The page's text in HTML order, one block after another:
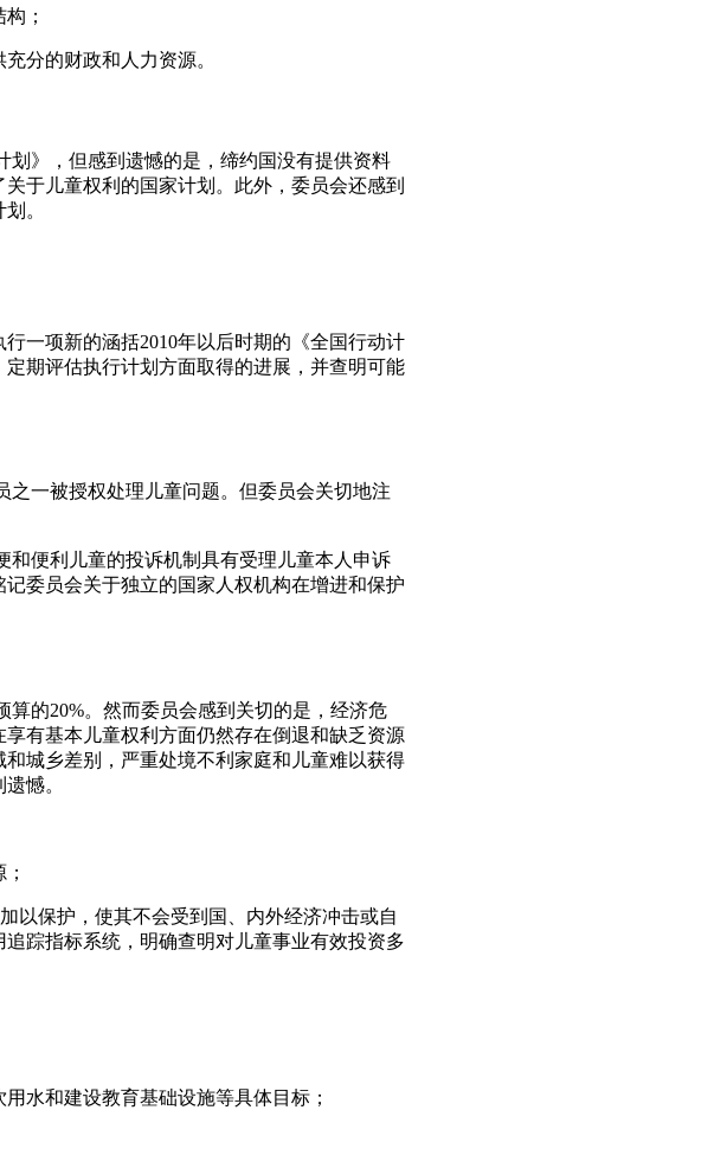
；
分的财政和人力资源。
划》，但感到遗憾的是，缔约国没有提供资料
于儿童权利的国家计划。此外，委员会还感到
。
一项新的涵括2010年以后时期的《全国行动计
期评估执行计划方面取得的进展，并查明可能
之一被授权处理儿童问题。但委员会关切地注
和便利儿童的投诉机制具有受理儿童本人申诉
委员会关于独立的国家人权机构在增进和保护
的20%。然而委员会感到关切的是，经济危
有基本儿童权利方面仍然存在倒退和缺乏资源
城乡差别，严重处境不利家庭和儿童难以获得
憾。
以保护，使其不会受到国、内外经济冲击或自
踪指标系统，明确查明对儿童事业有效投资多
水和建设教育基础设施等具体目标；